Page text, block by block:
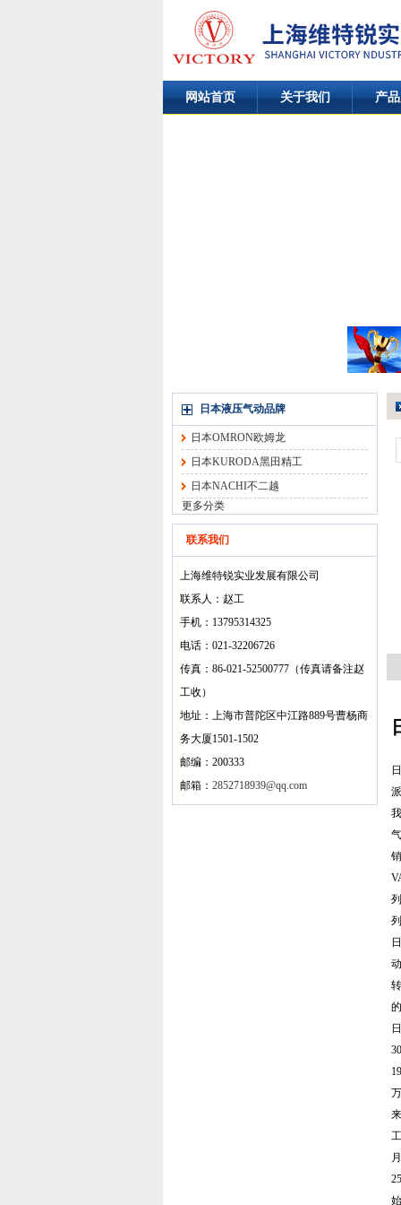
网站首页 关于我们 产
日本液压气动品牌
日本OMRON欧姆龙
日本KURODA黑田精工
日本NACHI不二越
更多分类
联系我们
上海维特锐实业发展有限公司
联系人：赵工
手机：13795314325
电话：021-32206726
传真：86-021-52500777（传真请备注赵
工收）
地址：上海市普陀区中江路889号曹杨商
务大厦1501-1502
邮编：200333
邮箱： 2852718939@qq.com